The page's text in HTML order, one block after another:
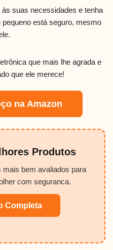
suas necessidades e tenha
está seguro, mesmo
que mais lhe agrada e
que ele merece!
na Amazon
Produtos
bem avaliados para
com seguranca.
Completa